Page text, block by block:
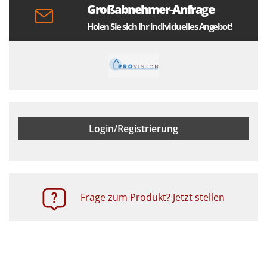
Großabnehmer-Anfrage
Holen Sie sich Ihr individuelles Angebot!
Login/Registrierung
Frage zum Produkt? Jetzt stellen